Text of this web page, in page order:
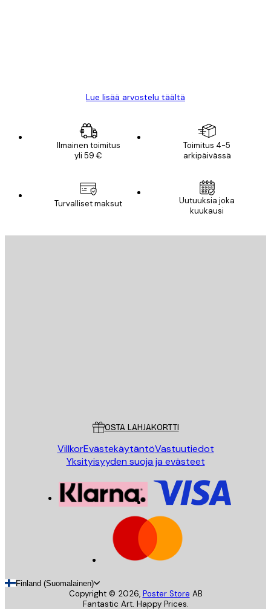
Lue lisää arvostelu täältä
Ilmainen toimitus
yli 59 €
Toimitus 4-5
arkipäivässä
Turvalliset maksut
Uutuuksia joka
kuukausi
OSTA LAHJAKORTTI
VillkorEvästekäytäntöVastuutiedot
Yksityisyyden suoja ja evästeet
Finland (Suomalainen)
Copyright © 2026, Poster Store AB
Fantastic Art. Happy Prices.